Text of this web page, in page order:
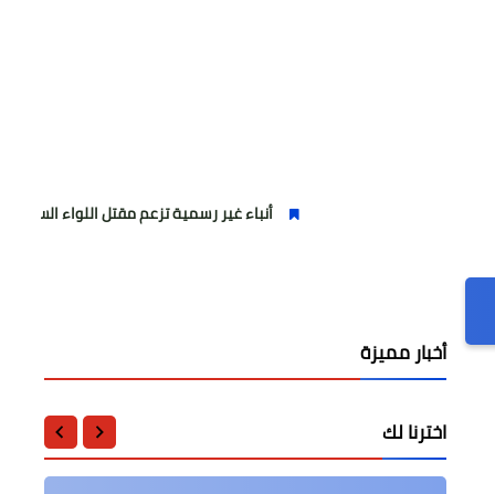
أنباء غير رسمية تزعم مقتل اللواء السعودي منصور
أخبار مميزة
اخترنا لك